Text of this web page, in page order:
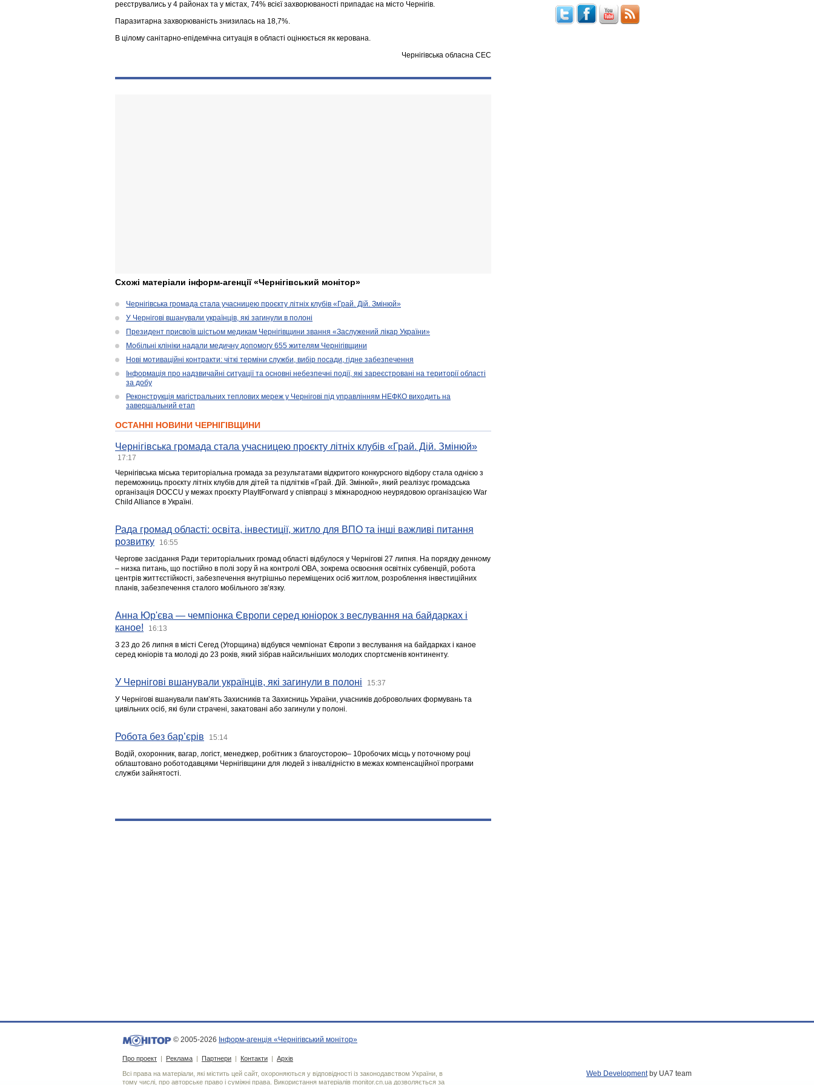
реєструвались у 4 районах та у містах, 74% всієї захворюваності припадає на місто Чернігів.
Паразитарна захворюваність знизилась на 18,7%.
В цілому санітарно-епідемічна ситуація в області оцінюється як керована.
Чернігівська обласна СЕС
Схожі матеріали інформ-агенції «Чернігівський монітор»
Чернігівська громада стала учасницею проєкту літніх клубів «Грай. Дій. Змінюй»
У Чернігові вшанували українців, які загинули в полоні
Президент присвоїв шістьом медикам Чернігівщини звання «Заслужений лікар України»
Мобільні клініки надали медичну допомогу 655 жителям Чернігівщини
Нові мотиваційні контракти: чіткі терміни служби, вибір посади, гідне забезпечення
Інформація про надзвичайні ситуації та основні небезпечні події, які зареєстровані на території області
за добу
Реконструкція магістральних теплових мереж у Чернігові під управлінням НЕФКО виходить на
завершальний етап
ОСТАННІ НОВИНИ ЧЕРНІГІВЩИНИ
Чернігівська громада стала учасницею проєкту літніх клубів «Грай. Дій. Змінюй»
17:17
Чернігівська міська територіальна громада за результатами відкритого конкурсного відбору стала однією з
переможниць проєкту літніх клубів для дітей та підлітків «Грай. Дій. Змінюй», який реалізує громадська
організація DOCCU у межах проєкту PlayItForward у співпраці з міжнародною неурядовою організацією War
Child Alliance в Україні.
Рада громад області: освіта, інвестиції, житло для ВПО та інші важливі питання
розвитку
16:55
Чергове засідання Ради територіальних громад області відбулося у Чернігові 27 липня. На порядку денному
– низка питань, що постійно в полі зору й на контролі ОВА, зокрема освоєння освітніх субвенцій, робота
центрів життєстійкості, забезпечення внутрішньо переміщених осіб житлом, розроблення інвестиційних
планів, забезпечення сталого мобільного зв’язку.
Анна Юр'єва — чемпіонка Європи серед юніорок з веслування на байдарках і
каное!
16:13
З 23 до 26 липня в місті Сегед (Угорщина) відбувся чемпіонат Європи з веслування на байдарках і каное
серед юніорів та молоді до 23 років, який зібрав найсильніших молодих спортсменів континенту.
У Чернігові вшанували українців, які загинули в полоні 15:37
У Чернігові вшанували пам’ять Захисників та Захисниць України, учасників добровольчих формувань та
цивільних осіб, які були страчені, закатовані або загинули у полоні.
Робота без бар’єрів 15:14
Водій, охоронник, вагар, логіст, менеджер, робітник з благоусторою– 10робочих місць у поточному році
облаштовано роботодавцями Чернігівщини для людей з інвалідністю в межах компенсаційної програми
служби зайнятості.
© 2005-2026 Інформ-агенція «Чернігівський монітор»
Про проект | Реклама | Партнери | Контакти | Архів
Всі права на матеріали, які містить цей сайт, охороняються у відповідності із законодавством України, в
тому числі, про авторське право і суміжні права. Використання матерiалiв monitor.cn.ua дозволяється за
Web Developmentby UA7 team